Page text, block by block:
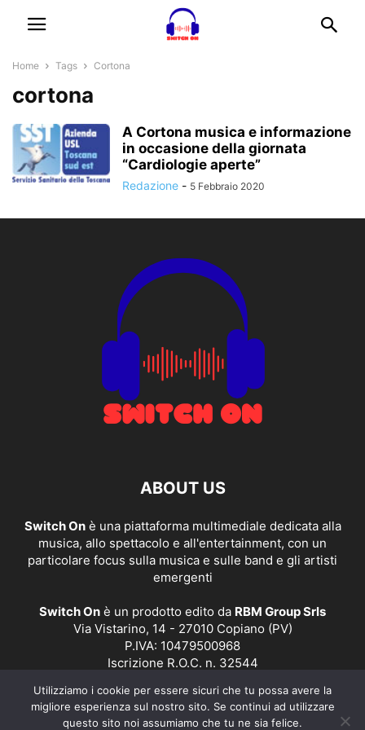
Home Tags Cortona
cortona
A Cortona musica e informazione
in occasione della giornata
“Cardiologie aperte”
Redazione - 5 Febbraio 2020
ABOUT US
Switch Onè una piattaforma multimediale dedicata alla
musica, allo spettacolo e all'entertainment, con un
particolare focus sulla musica e sulle band e gli artisti
emergenti
Switch On è un prodotto edito da RBM Group Srls
Via Vistarino, 14 - 27010 Copiano (PV)
P.IVA: 10479500968
Iscrizione R.O.C. n. 32544
Contact us: redazione@switchonmusic.it
Utilizziamo i cookie per essere sicuri che tu possa avere la
migliore esperienza sul nostro sito. Se continui ad utilizzare
questo sito noi assumiamo che tu ne sia felice.